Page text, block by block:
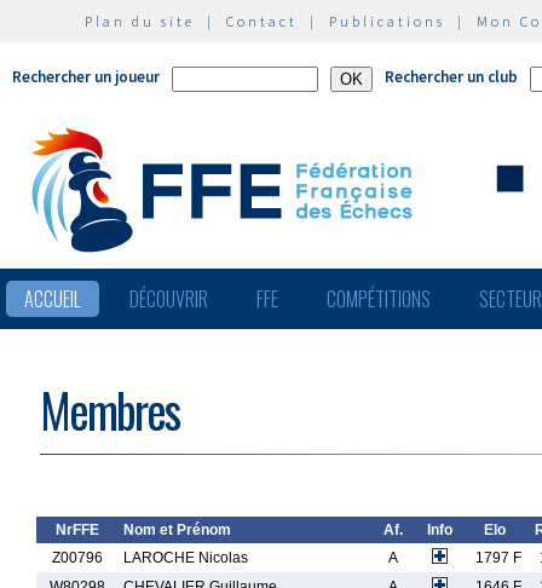
Plan du site | Contact | Publications | Mon
Rechercher un joueur Rechercher un club
ACCUEIL DÉCOUVRIR FFE COMPÉTITIONS
Membres
NrFFE Nom et Prénom Af. Info Elo
Z00796
LAROCHE Nicolas A 1797 F